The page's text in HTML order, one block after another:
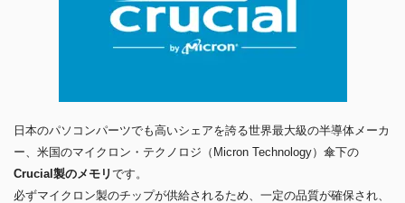
日本のパソコンパーツでも高いシェアを誇る世界最大級の半導体メーカ
ー、米国のマイクロン・テクノロジ（Micron Technology）傘下の
Crucial製のメモリです。
必ずマイクロン製のチップが供給されるため、一定の品質が確保され、